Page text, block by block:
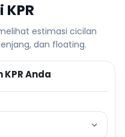
estimasi cicilan
dan floating.
Anda